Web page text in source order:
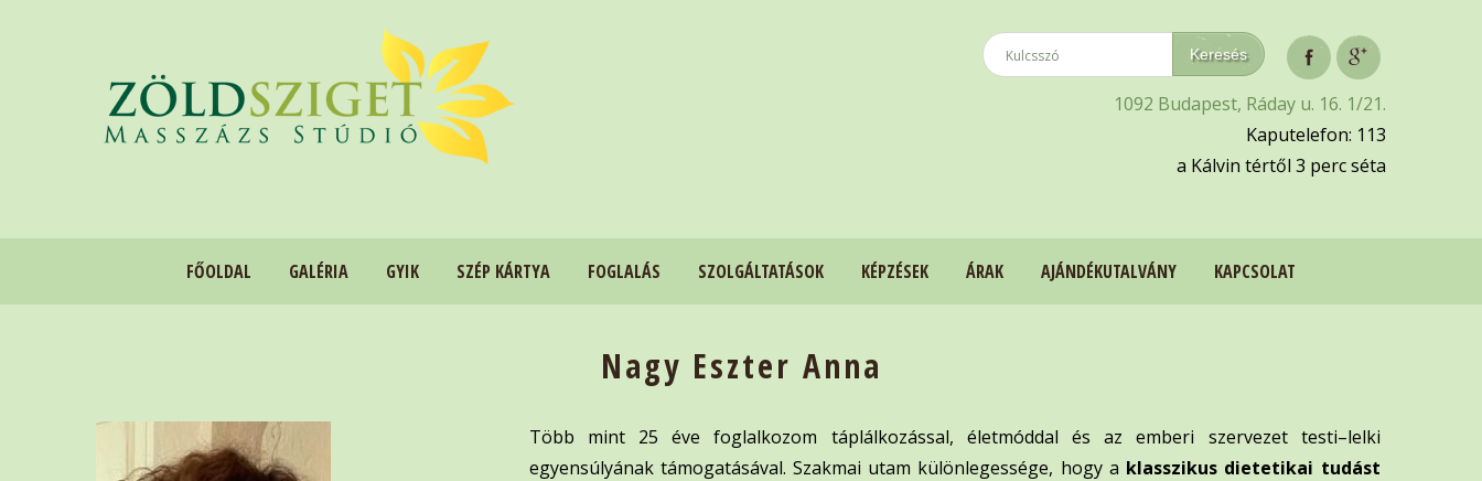
1092 Budapest, Ráday u. 16. 1/21.
Kaputelefon: 113
a Kálvin tértől 3 perc séta
FŐOLDAL GALÉRIA GYIK SZÉP KÁRTYA FOGLALÁS SZOLGÁLTATÁSOK KÉPZÉSEK ÁRAK AJÁNDÉKUTALVÁNY KAPCSOLAT
Nagy Eszter Anna
Több mint 25 éve foglalkozom táplálkozással, életmóddal és az emberi szervezet testi–lelki
egyensúlyának támogatásával. Szakmai utam különlegessége, hogy a klasszikus dietetikai tudást